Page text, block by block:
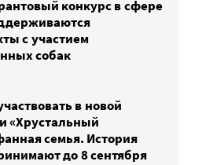
конкурс в сфере
с участием
собак
в новой
«Хрустальный
семья. История
до 8 сентября